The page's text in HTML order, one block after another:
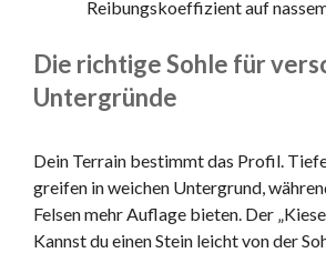
Reibungskoeffizient auf
Die richtige Sohle für
Untergründe
Dein Terrain bestimmt das Profil.
greifen in weichen Untergrund,
Felsen mehr Auflage bieten. Der
Kannst du einen Stein leicht von der